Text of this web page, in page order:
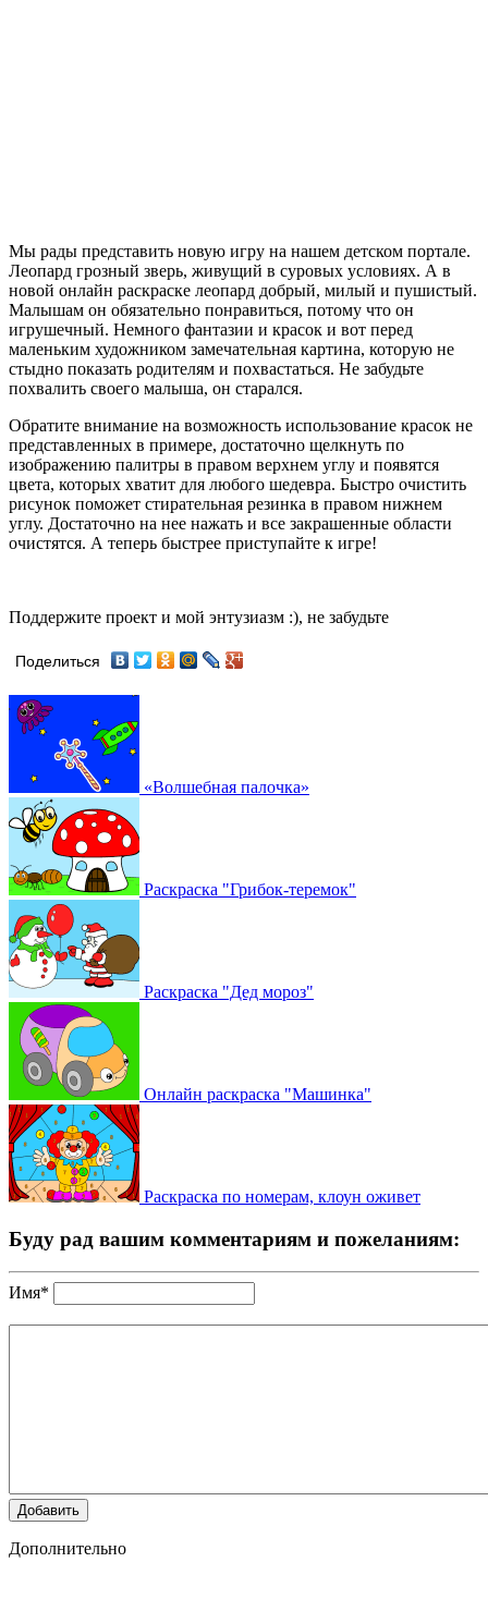
Мы рады представить новую игру на нашем детском портале.
Леопард грозный зверь, живущий в суровых условиях. А в
новой онлайн раскраске леопард добрый, милый и пушистый.
Малышам он обязательно понравиться, потому что он
игрушечный. Немного фантазии и красок и вот перед
маленьким художником замечательная картина, которую не
стыдно показать родителям и похвастаться. Не забудьте
похвалить своего малыша, он старался.
Обратите внимание на возможность использование красок не
представленных в примере, достаточно щелкнуть по
изображению палитры в правом верхнем углу и появятся
цвета, которых хватит для любого шедевра. Быстро очистить
рисунок поможет стирательная резинка в правом нижнем
углу. Достаточно на нее нажать и все закрашенные области
очистятся. А теперь быстрее приступайте к игре!
Поддержите проект и мой энтузиазм :), не забудьте
Поделиться
«Волшебная палочка»
Раскраска "Грибок-теремок"
Раскраска "Дед мороз"
Онлайн раскраска "Машинка"
Раскраска по номерам, клоун оживет
Буду рад вашим комментариям и пожеланиям:
Имя*
Добавить
Дополнительно